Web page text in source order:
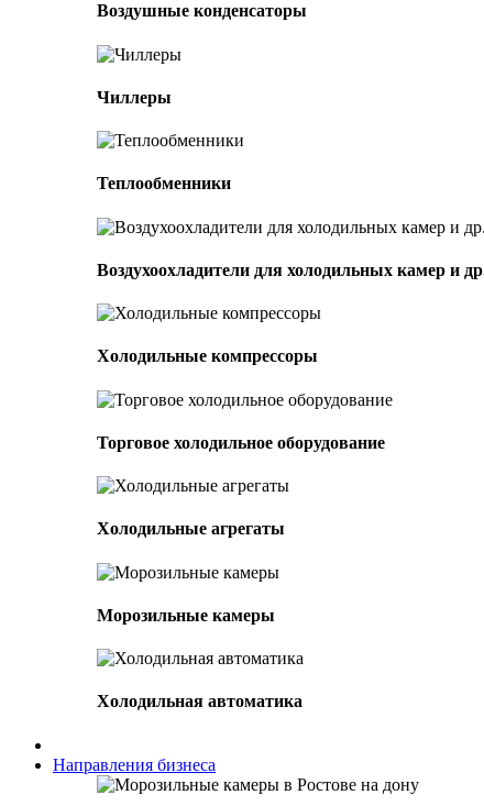
Воздушные конденсаторы
Чиллеры
Теплообменники
Воздухоохладители для холодильных камер и
Холодильные компрессоры
Торговое холодильное оборудование
Холодильные агрегаты
Морозильные камеры
Холодильная автоматика
Направления бизнеса